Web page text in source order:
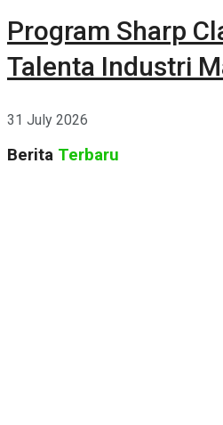
Program Sharp
Talenta Industri
31 July 2026
Berita Terbaru